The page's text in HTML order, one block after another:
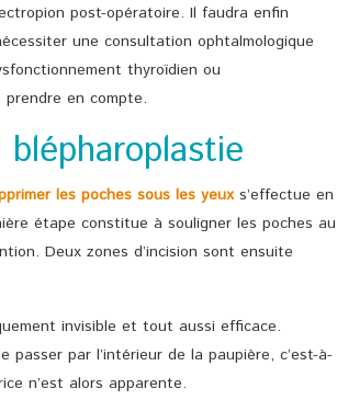
post-opératoire. Il faudra enfin
une consultation ophtalmologique
thyroïdien ou
en compte.
les poches sous les yeuxs’effectue en
étape constitue à souligner les poches au
Deux zones d’incision sont ensuite
invisible et tout aussi efficace.
par l’intérieur de la paupière, c’est-à-
n’est alors apparente.